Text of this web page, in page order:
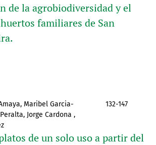
de la agrobiodiversidad y el
familiares de San
Maribel Garcia-
Jorge Cardona ,
132-147
de un solo uso a partir del